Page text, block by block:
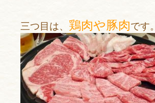
三つ目は、 鶏肉や豚肉です。